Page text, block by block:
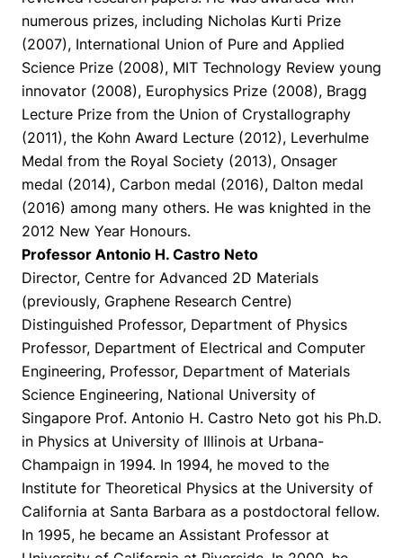
numerous prizes, including Nicholas Kurti Prize
(2007), International Union of Pure and Applied
Science Prize (2008), MIT Technology Review young
innovator (2008), Europhysics Prize (2008), Bragg
Lecture Prize from the Union of Crystallography
(2011), the Kohn Award Lecture (2012), Leverhulme
Medal from the Royal Society (2013), Onsager
medal (2014), Carbon medal (2016), Dalton medal
(2016) among many others. He was knighted in the
2012 New Year Honours.
Professor Antonio H. Castro Neto
Director, Centre for Advanced 2D Materials
(previously, Graphene Research Centre)
Distinguished Professor, Department of Physics
Professor, Department of Electrical and Computer
Engineering, Professor, Department of Materials
Science Engineering, National University of
Singapore Prof. Antonio H. Castro Neto got his Ph.D.
in Physics at University of Illinois at Urbana-
Champaign in 1994. In 1994, he moved to the
Institute for Theoretical Physics at the University of
California at Santa Barbara as a postdoctoral fellow.
In 1995, he became an Assistant Professor at